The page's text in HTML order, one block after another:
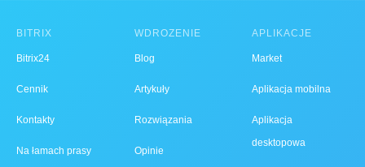
BITRIX
Bitrix24
Cennik
Kontakty
Na łamach prasy
WDROŻENIE
Blog
Artykuły
Rozwiązania
Opinie
APLIKACJE
Market
Aplikacja mobilna
Aplikacja
desktopowa